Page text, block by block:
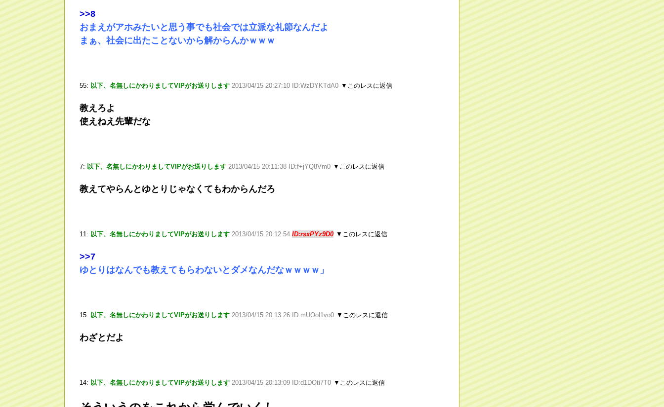
>>8
おまえがアホみたいと思う事でも社会では立派な礼節なんだよ
まぁ、社会に出たことないから解からんかｗｗｗ
55: 以下、名無しにかわりましてVIPがお送りします 2013/04/15 20:27:10 ID:WzDYKTdA0 ▼このレスに返信
教えろよ
使えねえ先輩だな
7: 以下、名無しにかわりましてVIPがお送りします 2013/04/15 20:11:38 ID:f+jYQ8Vm0 ▼このレスに返信
教えてやらんとゆとりじゃなくてもわからんだろ
11: 以下、名無しにかわりましてVIPがお送りします 2013/04/15 20:12:54 ID:rsxPYz9D0 ▼このレスに返信
>>7
ゆとりはなんでも教えてもらわないとダメなんだなｗｗｗｗ」
15: 以下、名無しにかわりましてVIPがお送りします 2013/04/15 20:13:26 ID:mUOol1vo0 ▼このレスに返信
わざとだよ
14: 以下、名無しにかわりましてVIPがお送りします 2013/04/15 20:13:09 ID:d1DOti7T0 ▼このレスに返信